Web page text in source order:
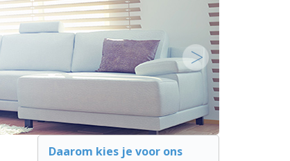
Daarom kies je voor ons